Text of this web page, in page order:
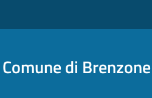
Comune di